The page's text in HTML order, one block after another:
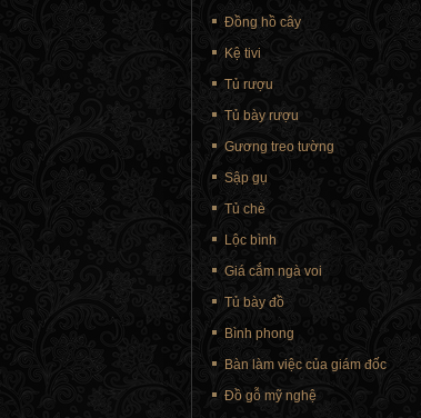
Đồng hồ cây
Kệ tivi
Tủ rượu
Tủ bày rượu
Gương treo tường
Sập gụ
Tủ chè
Lộc bình
Giá cắm ngà voi
Tủ bày đồ
Bình phong
Bàn làm việc của giám đốc
Đồ gỗ mỹ nghệ